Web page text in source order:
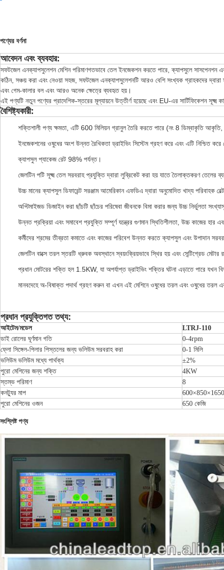
পণ্যের বর্ণনা
আবেদন এবং ব্যবহার:
সফটজেল এনক্যাপসুলেশন মেশিন পরিমাণগতভাবে তেল ইনজেকশন করতে পারে, ক্যাপসুলে সাসপেনশন
কঠিন, সঞ্চয় করা এবং নেওয়া সহজ, সফটজেল এনক্যাপসুলেশনটি আরও বেশি সংখ্যক গ্রাহকদের দ্বারা
এবং গেম-কালার বল এবং আরও অনেক ক্ষেত্রে ব্যবহৃত হয়।
এই পণ্যটি নতুন পণ্যের প্রাদেশিক-স্তরের মূল্যায়নে উত্তীর্ণ হয়েছে এবং EU-এর সার্টিফিকেশন সূক্ষ্ম
বৈশিষ্ট্যকারী:
শক্তিশালী পণ্য ক্ষমতা, এটি 600 মিলিয়ন গ্রানুল তৈরি করতে পারে (নং 8 ডিম্বাকৃতি
ইনজেকশনের ওষুধের অংশ উন্নত রৈখিকতা ড্রাইভিং সিস্টেম গ্রহণ করে এবং এটি নিশ্চিত করে
ক্যাপসুল প্যাকেজ রেট 98% পর্যন্ত।
জেলটিন পটি সূক্ষ্ম তেল সরবরাহ প্রযুক্তি দ্বারা লুব্রিকেট করা হয় যাতে তৈলাক্তকরণ
উচ্চ মানের ক্যাপসুল ডিফারেন্ট সরঞ্জাম আমেরিকান এফডিএ দ্বারা অনুমোদিত খাদ্য পরিবাহক
অপ্টিমাইজড ডিজাইন করা ছাঁচটি ছাঁচের পরিষেবা জীবনকে বিমা করার জন্য উচ্চ নির্ভুলতা
উন্নত প্রক্রিয়া এবং সমাবেশ প্রযুক্তি সম্পূর্ণ যন্ত্রের গুণমান স্থিতিশীলতা, উচ্চ কাজের হার
কর্মীদের শ্রমের তীব্রতা কমাতে এবং কাজের পরিবেশ উন্নত করতে ক্যাপসুল এবং উপাদান
জেলটিন বাক্সে তরল স্তরটি ধ্রুবক অবস্থানে স্বয়ংক্রিয়ভাবে স্থির হয় এবং সেন্টিগ্রেড
প্রধান মোটরের শক্তি হল 1.5KW, যা অপর্যাপ্ত ড্রাইভিং শক্তির ঘটনা এড়াতে পারে যখন
মানবদেহে অ-বিষাক্ত পদার্থ গ্রহণ করুন বা এখন এই মেশিনে ওষুধের তরল এবং ওষুধের তরল
প্রধান প্রযুক্তিগত তথ্য:
আইটেম/মডেল LTRJ-110
ডাই রোলের ঘূর্ণমান গতি
0-4rpm
ফ্লো সিঙ্গেল-পিলার পিস্তলের জন্য ভলিউম সরবরাহ করা
0-1 মিলি
ভলিউম ভলিউম মধ্যে পার্থক্য
±2%
পুরো মেশিনের জন্য শক্তি
4KW
স্তম্ভ পরিমাণ
8
কনট্যুর মাপ
পুরো মেশিনের ওজন
650 কেজি
সংশ্লিষ্ট পণ্য